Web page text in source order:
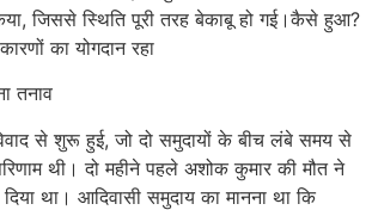
जिससे स्थिति पूरी तरह बेकाबू हो गई।कैसे हुआ?
का योगदान रहा
तनाव
से शुरू हुई, जो दो समुदायों के बीच लंबे समय से
थी। दो महीने पहले अशोक कुमार की मौत ने
था। आदिवासी समुदाय का मानना था कि